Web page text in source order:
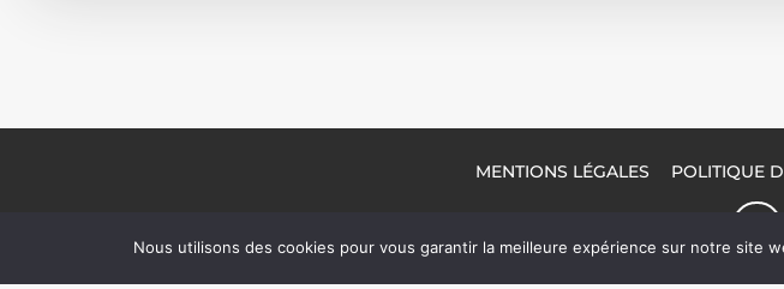
MENTIONS LÉGALES POLITIQUE
Nous utilisons des cookies pour vous garantir la meilleure expérience sur notre site